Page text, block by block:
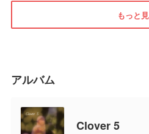
もっと
アルバム
Clover 5